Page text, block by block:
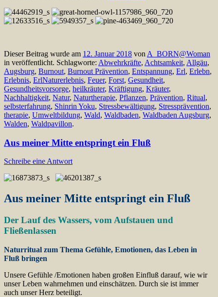
Dieser Beitrag wurde am 12. Januar 2018 von A_BORN@Woman
in veröffentlicht. Schlagworte: Abwehrkräfte, Achtsamkeit, Allgäu,
Augsburg, Burnout, Burnout Prävention, Entspannung, Erl, Erlebn,
Erlebnis, ErlNaturerlebnis, Feuer, Forst, Gesundheit,
Gesundheitsvorsorge, heilkräuter, Kräftigung, Kräuter,
Nachhaltigkeit, Natur, Naturtherapie, Pflanzen, Prävention, Ritual,
selbsterfahrung, Shinrin Yoku, Stressbewältigung, Stressprävention,
therapie, Umweltbildung, Wald, Waldbaden, Waldbaden Augsburg,
Walden, Waldpavillon.
Aus meiner Mitte entspringt ein Fluß
Schreibe eine Antwort
Aus meiner Mitte entspringt ein Fluß
Der Lauf des Wassers, vom Aufstauen und
Fließenlassen
Naturritual zum Thema Gefühle, Emotionen, das Leben in
Fluß bringen
Unsere Gefühle /Emotionen haben großen Einfluß darauf, wie wir
unser Leben wahrnehmen und einschätzen. Durch sie ist immer
auch unser Herz beteiligt.